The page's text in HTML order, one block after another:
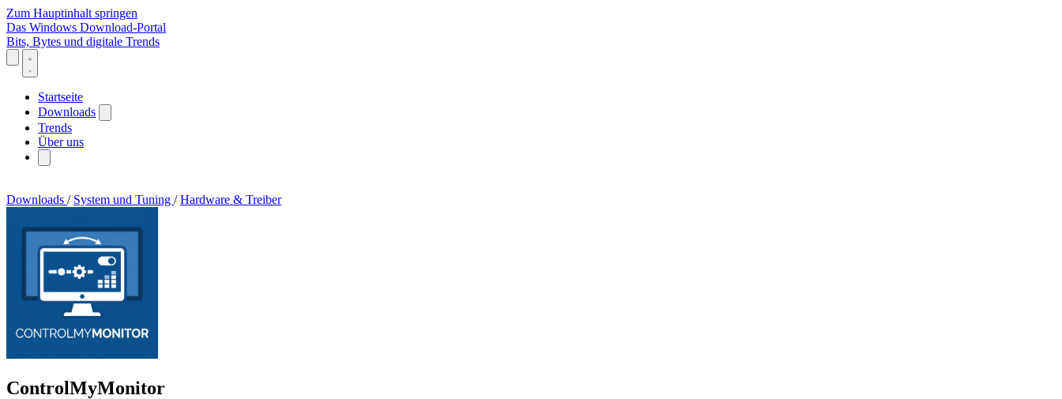
Zum Hauptinhalt springen
Das Windows Download-Portal
Bits, Bytes und digitale Trends
Startseite
Downloads
Trends
Über uns
Downloads / System und Tuning / Hardware & Treiber
ControlMyMonitor